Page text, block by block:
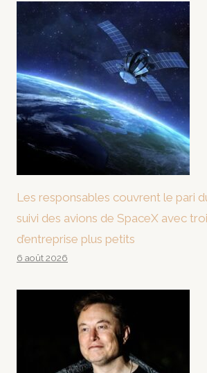
Les responsables couvrent le pari
suivi des avions de SpaceX avec
d’entreprise plus petits
6 août 2026